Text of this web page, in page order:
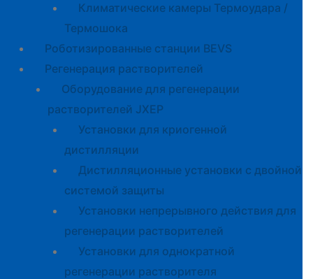
Климатические камеры Термоудара /
Термошока
Роботизированные станции BEVS
Регенерация растворителей
Оборудование для регенерации
растворителей JXEP
Установки для криогенной
дистилляции
Дистилляционные установки с двойной
системой защиты
Установки непрерывного действия для
регенерации растворителей
Установки для однократной
регенерации растворителя